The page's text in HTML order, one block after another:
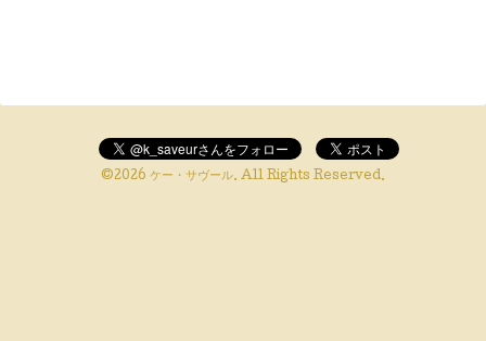
©2026 ケー・サヴール. All Rights Reserved.